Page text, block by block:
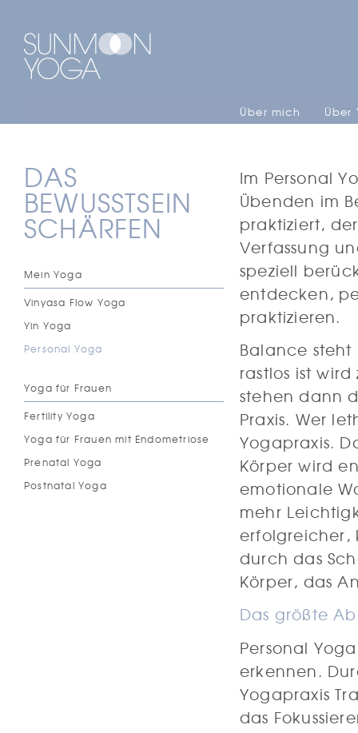
Über mich Über
DAS
BEWUSSTSEIN
SCHÄRFEN
Mein Yoga
Vinyasa Flow Yoga
Yin Yoga
Personal Yoga
Yoga für Frauen
Fertility Yoga
Yoga für Frauen mit Endometriose
Prenatal Yoga
Postnatal Yoga
Im Personal
Übenden im
praktiziert,
Verfassung
speziell
entdecken,
praktizieren.
Balance steht
rastlos ist
stehen dann
Praxis. Wer
Yogapraxis.
Körper wird
emotionale
mehr
erfolgreicher,
durch das
Körper, das
Das größte
Personal
erkennen.
Yogapraxis
das